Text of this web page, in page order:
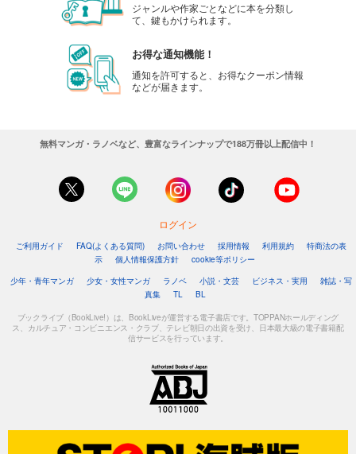
ジャンルや作家ごとなどに本を分類し
て、鍵もかけられます。
お得な通知機能！
通知を許可すると、お得なクーポン情報
などが届きます。
無料マンガ・ラノベなど、豊富なラインナップで188万冊以上配信中！
ログイン
ご利用ガイド FAQ(よくある質問) お問い合わせ 採用情報 利用規約
特商法の表
示
個人情報保護方針
cookie等ポリシー
少年・青年マンガ
少女・女性マンガ ラノベ 小説・文芸 ビジネス・実用
雑誌・写
真集
TL BL
ブックライブ（BookLive!）は、BookLiveが運営する電子書店です。TOPPANホールディング
ス、カルチュア・コンビニエンス・クラブ、テレビ朝日の出資を受け、日本最大級の電子書籍配
信サービスを行っています。